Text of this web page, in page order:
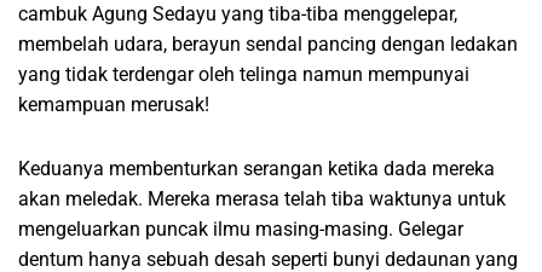
cambuk Agung Sedayu yang tiba-tiba menggelepar,
membelah udara, berayun sendal pancing dengan ledakan
yang tidak terdengar oleh telinga namun mempunyai
kemampuan merusak!
Keduanya membenturkan serangan ketika dada mereka
akan meledak. Mereka merasa telah tiba waktunya untuk
mengeluarkan puncak ilmu masing-masing. Gelegar
dentum hanya sebuah desah seperti bunyi dedaunan yang